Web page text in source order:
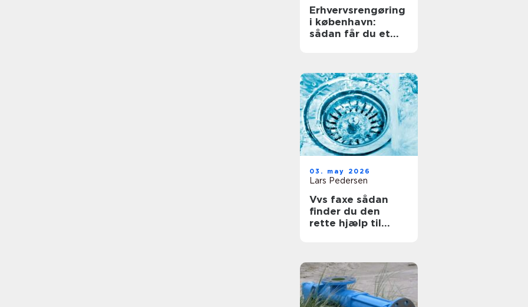
Erhvervsrengøring
i københavn:
sådan får du et
03. may 2026
Lars Pedersen
Vvs faxe sådan
finder du den
rette hjælp til